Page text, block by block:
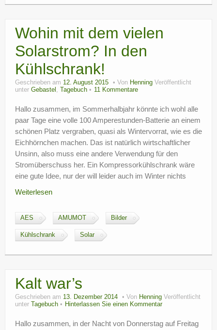
Wohin mit dem vielen
Solarstrom? In den
Kühlschrank!
Geschrieben am 12. August 2015 Von Henning Veröffentlicht
unter Gebastel , Tagebuch 11 Kommentare
Hallo zusammen, im Sommerhalbjahr könnte ich wohl alle
paar Tage eine volle 100 Amperestunden-Batterie an einem
schönen Platz vergraben, quasi als Wintervorrat, wie es die
Eichhörnchen machen. Das ist natürlich wirtschaftlicher
Unsinn, also muss eine andere Verwendung für den
Stromüberschuss her. Ein Kompressorkühlschrank wäre
eine gute Idee, nur der will leider auch im Winter nichts
Weiterlesen
AES AMUMOT Bilder
Kühlschrank Solar
Kalt war’s
Geschrieben am 13. Dezember 2014 Von Henning Veröffentlicht
unter
Tagebuch Hinterlassen Sie einen Kommentar
Hallo zusammen, in der Nacht von Donnerstag auf Freitag